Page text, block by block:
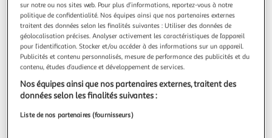
Drive
Auchan Drive Gap
05000 Gap
+ d'infos
Infos et Tarifs
06 Alpes-Maritimes
sur notre ou nos sites web. Pour plus d’informations, reportez-vous à notre
politique de confidentialité. Nos équipes ainsi que nos partenaires externes
traitent des données selon les finalités suivantes : Utiliser des données de
géolocalisation précises. Analyser activement les caractéristiques de l’appareil
pour l’identification. Stocker et/ou accéder à des informations sur un appareil.
Publicités et contenu personnalisés, mesure de performance des publicités et du
contenu, études d’audience et développement de services.
Nos équipes ainsi que nos partenaires externes, traitent des
données selon les finalités suivantes :
Liste de nos partenaires (fournisseurs)